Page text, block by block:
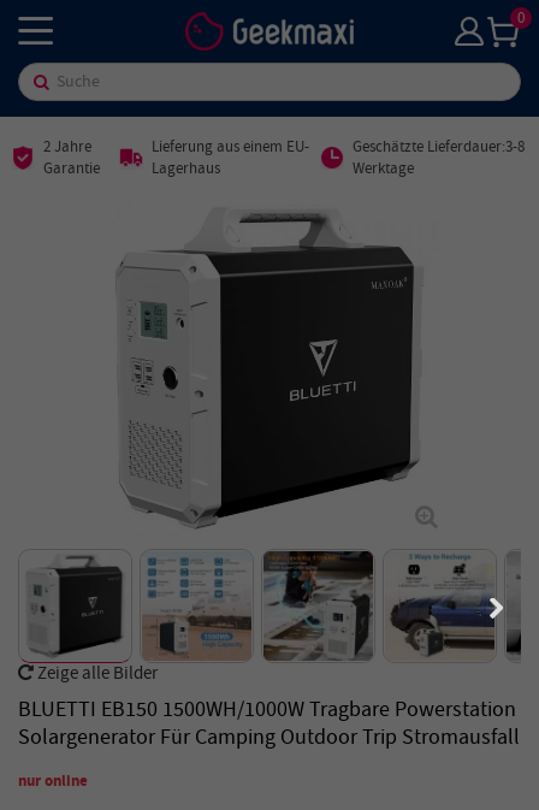
0
2 Jahre
Garantie
Lieferung aus einem EU-
Lagerhaus
Geschätzte Lieferdauer:3-8
Werktage
Zeige alle Bilder
BLUETTI EB150 1500WH/1000W Tragbare Powerstation
Solargenerator Für Camping Outdoor Trip Stromausfall
nur online